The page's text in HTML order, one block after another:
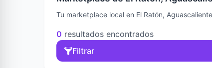
Tu marketplace local en El Ratón,
0 resultados encontrados
Filtrar